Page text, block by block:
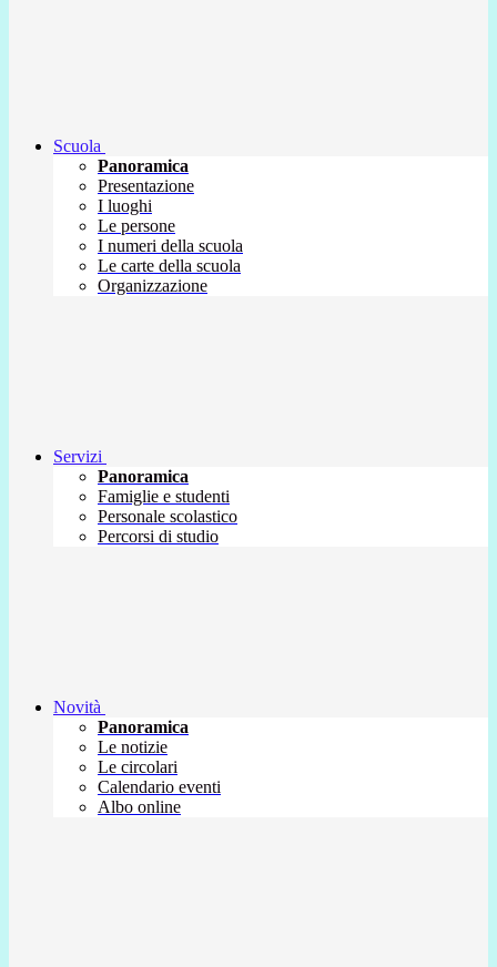
Scuola
Panoramica
Presentazione
I luoghi
Le persone
I numeri della scuola
Le carte della scuola
Organizzazione
Servizi
Panoramica
Famiglie e studenti
Personale scolastico
Percorsi di studio
Novità
Panoramica
Le notizie
Le circolari
Calendario eventi
Albo online